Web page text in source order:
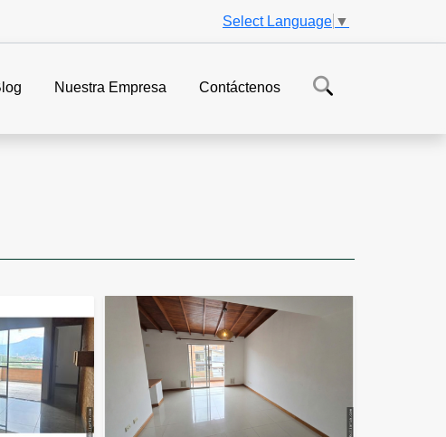
Select Language ▼
Nuestra Empresa Contáctenos